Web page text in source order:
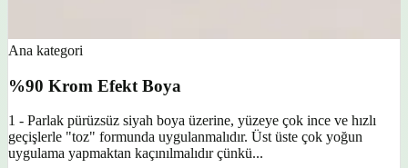
Ana kategori
%90 Krom Efekt Boya
1 - Parlak pürüzsüz siyah boya üzerine, yüzeye çok ince ve hızlı
geçişlerle "toz" formunda uygulanmalıdır. Üst üste çok yoğun
uygulama yapmaktan kaçınılmalıdır çünkü...